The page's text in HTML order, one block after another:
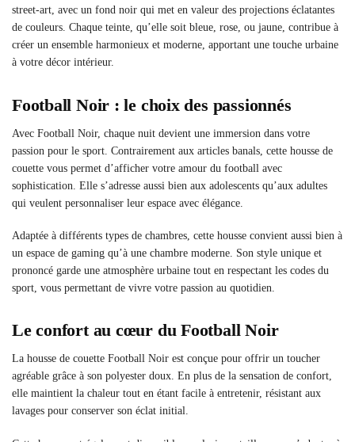
street-art, avec un fond noir qui met en valeur des projections éclatantes
de couleurs. Chaque teinte, qu’elle soit bleue, rose, ou jaune, contribue à
créer un ensemble harmonieux et moderne, apportant une touche urbaine
à votre décor intérieur.
Football Noir : le choix des passionnés
Avec Football Noir, chaque nuit devient une immersion dans votre
passion pour le sport. Contrairement aux articles banals, cette housse de
couette vous permet d’afficher votre amour du football avec
sophistication. Elle s’adresse aussi bien aux adolescents qu’aux adultes
qui veulent personnaliser leur espace avec élégance.
Adaptée à différents types de chambres, cette housse convient aussi bien à
un espace de gaming qu’à une chambre moderne. Son style unique et
prononcé garde une atmosphère urbaine tout en respectant les codes du
sport, vous permettant de vivre votre passion au quotidien.
Le confort au cœur du Football Noir
La housse de couette Football Noir est conçue pour offrir un toucher
agréable grâce à son polyester doux. En plus de la sensation de confort,
elle maintient la chaleur tout en étant facile à entretenir, résistant aux
lavages pour conserver son éclat initial.